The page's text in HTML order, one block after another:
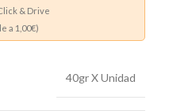
& Drive
a 1,00€)
40gr X Unidad